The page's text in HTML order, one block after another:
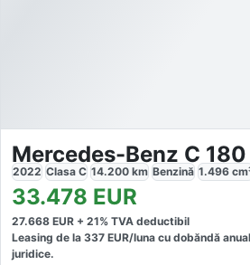
Mercedes-Benz C
2022 Clasa C 14.200 km Benzină 1.496
33.478 EUR
27.668 EUR + 21% TVA deductibil
Leasing de la 337 EUR/luna cu dobăndă
juridice.